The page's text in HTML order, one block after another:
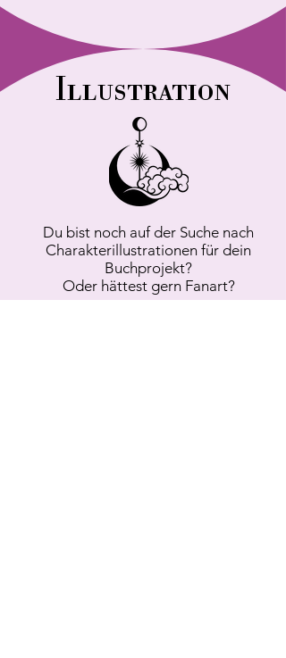
Illustration
Du bist noch auf der Suche nach
Charakterillustrationen für dein
Buchprojekt?
Oder hättest gern Fanart?